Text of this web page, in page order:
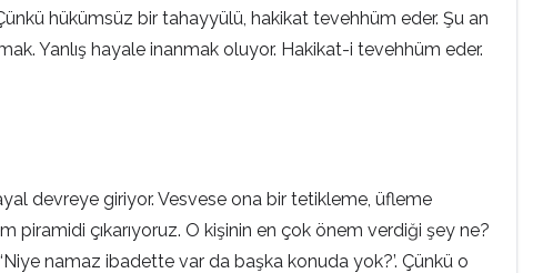
hükümsüz bir tahayyülü, hakikat tevehhüm eder. Şu an
Yanlış hayale inanmak oluyor. Hakikat-i tevehhüm eder.
devreye giriyor. Vesvese ona bir tetikleme, üfleme
çıkarıyoruz. O kişinin en çok önem verdiği şey ne?
namaz ibadette var da başka konuda yok?’. Çünkü o